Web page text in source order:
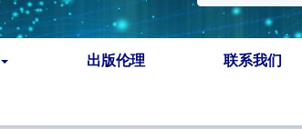
出版伦理 联系我们